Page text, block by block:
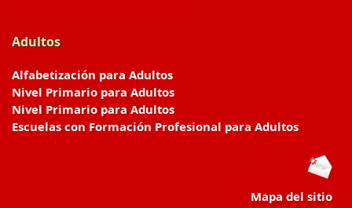
Adultos
Alfabetización para Adultos
Nivel Primario para Adultos
Nivel Primario para Adultos
Escuelas con Formación Profesional para Adultos
Mapa del sitio